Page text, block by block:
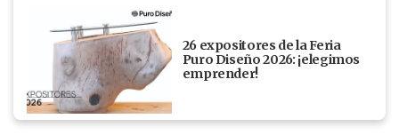
26 expositores de la Feria
Puro Diseño 2026: ¡elegimos
emprender!